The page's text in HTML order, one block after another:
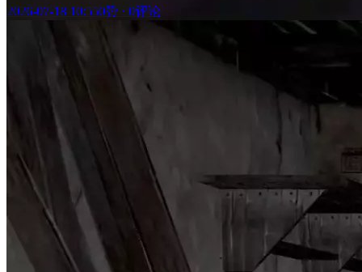
2026-07-18 10:550赞 · 0评论